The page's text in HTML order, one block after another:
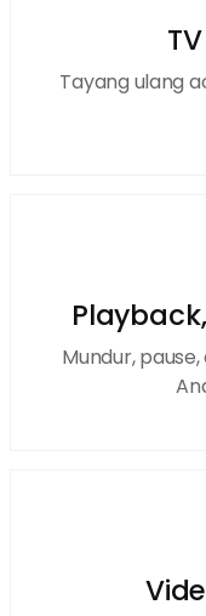
Tayang ulang
Mundur,